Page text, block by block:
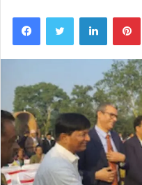
FacebookTwitter LinkedIn